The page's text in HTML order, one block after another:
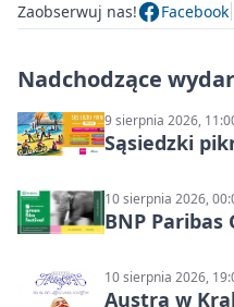
Zaobserwuj nas! Facebook
Nadchodzące
9 sierpnia 2026,
Sąsiedzki
10 sierpnia 2026,
BNP Paribas
10 sierpnia 2026,
Austra w